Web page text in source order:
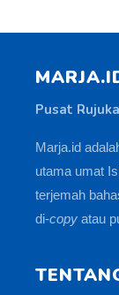
Pusat
Marja.id
utama umat
terjemah
di-copy atau